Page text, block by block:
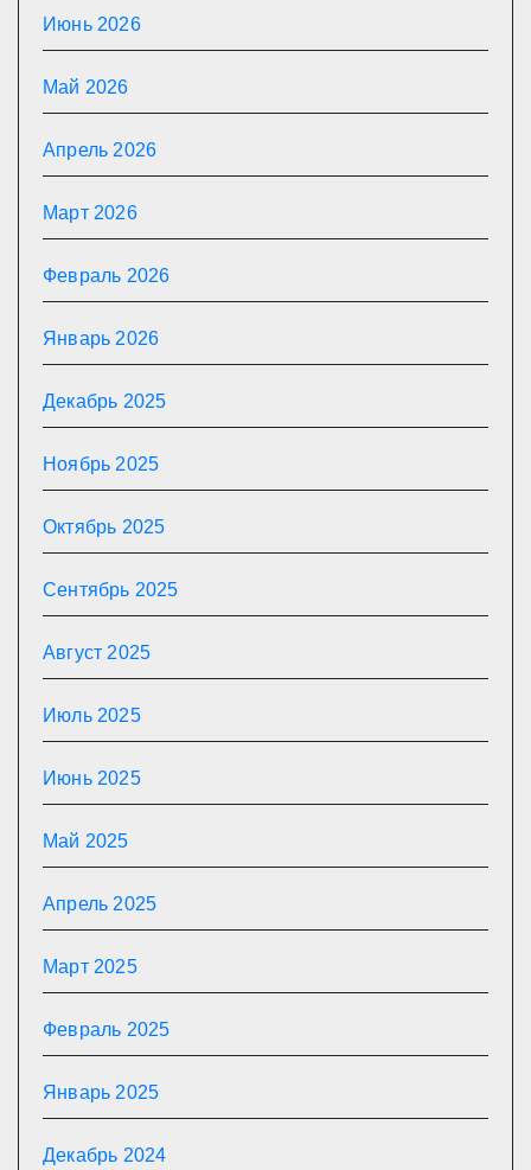
Июнь 2026
Май 2026
Апрель 2026
Март 2026
Февраль 2026
Январь 2026
Декабрь 2025
Ноябрь 2025
Октябрь 2025
Сентябрь 2025
Август 2025
Июль 2025
Июнь 2025
Май 2025
Апрель 2025
Март 2025
Февраль 2025
Январь 2025
Декабрь 2024